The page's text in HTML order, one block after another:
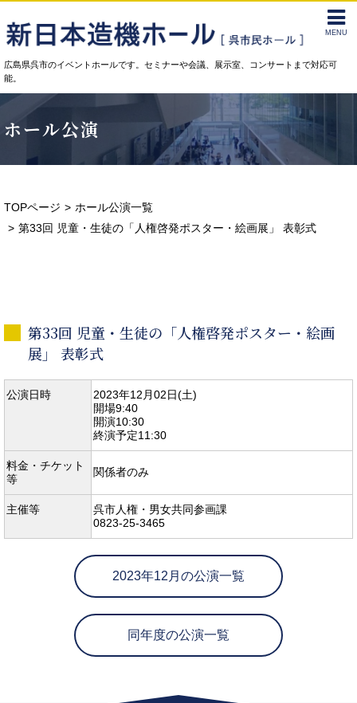
広島県呉市のイベントホールです。セミナーや会議、展示室、コンサートまで対応可
能。
ホール公演
TOPページ
ホール公演一覧
第33回 児童・生徒の「人権啓発ポスター・絵画展」 表彰式
第33回 児童・生徒の「人権啓発ポスター・絵画
展」 表彰式
公演日時
2023年12月02日(土)
開場9:40
開演10:30
終演予定11:30
料金・チケット
等
関係者のみ
主催等
呉市人権・男女共同参画課
0823-25-3465
2023年12月の公演一覧
同年度の公演一覧
MENU